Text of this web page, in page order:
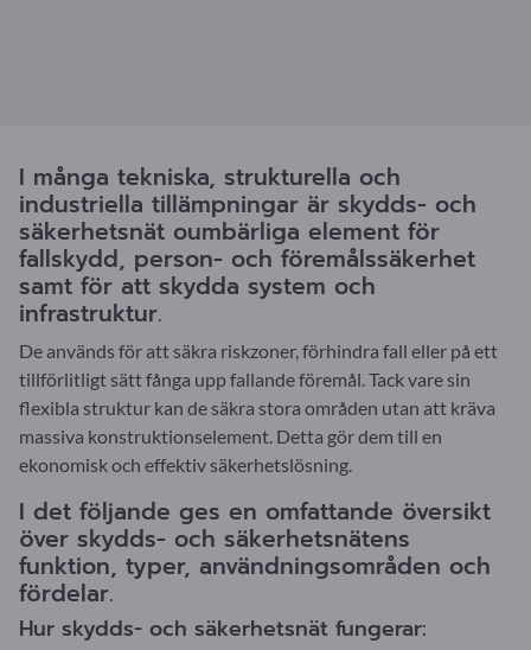
I många tekniska, strukturella och
industriella tillämpningar är skydds- och
säkerhetsnät oumbärliga element för
fallskydd, person- och föremålssäkerhet
samt för att skydda system och
infrastruktur.
De används för att säkra riskzoner, förhindra fall eller på ett
tillförlitligt sätt fånga upp fallande föremål. Tack vare sin
flexibla struktur kan de säkra stora områden utan att kräva
massiva konstruktionselement. Detta gör dem till en
ekonomisk och effektiv säkerhetslösning.
I det följande ges en omfattande översikt
över skydds- och säkerhetsnätens
funktion, typer, användningsområden och
fördelar.
Hur skydds- och säkerhetsnät fungerar: